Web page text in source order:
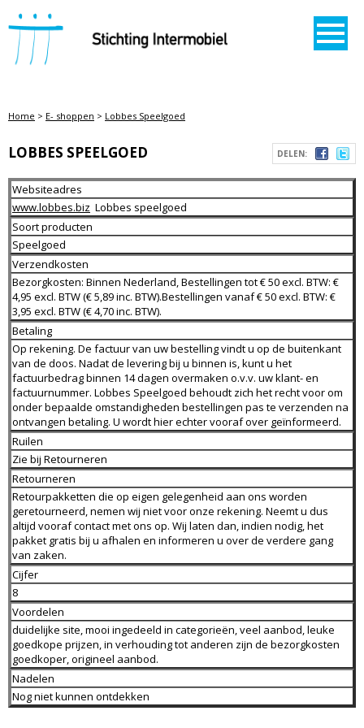
STICHTING INTERMOBIEL
Home > E- shoppen > Lobbes Speelgoed
DELEN:
LOBBES SPEELGOED
Websiteadres
www.lobbes.biz Lobbes speelgoed
Soort producten
Speelgoed
Verzendkosten
Bezorgkosten: Binnen Nederland, Bestellingen tot € 50 excl. BTW: €
4,95 excl. BTW (€ 5,89 inc. BTW).Bestellingen vanaf € 50 excl. BTW: €
3,95 excl. BTW (€ 4,70 inc. BTW).
Betaling
Op rekening. De factuur van uw bestelling vindt u op de buitenkant
van de doos. Nadat de levering bij u binnen is, kunt u het
factuurbedrag binnen 14 dagen overmaken o.v.v. uw klant- en
factuurnummer. Lobbes Speelgoed behoudt zich het recht voor om
onder bepaalde omstandigheden bestellingen pas te verzenden na
ontvangen betaling. U wordt hier echter vooraf over geïnformeerd.
Ruilen
Zie bij Retourneren
Retourneren
Retourpakketten die op eigen gelegenheid aan ons worden
geretourneerd, nemen wij niet voor onze rekening. Neemt u dus
altijd vooraf contact met ons op. Wij laten dan, indien nodig, het
pakket gratis bij u afhalen en informeren u over de verdere gang
van zaken.
Cijfer
8
Voordelen
duidelijke site, mooi ingedeeld in categorieën, veel aanbod, leuke
goedkope prijzen, in verhouding tot anderen zijn de bezorgkosten
goedkoper, origineel aanbod.
Nadelen
Nog niet kunnen ontdekken